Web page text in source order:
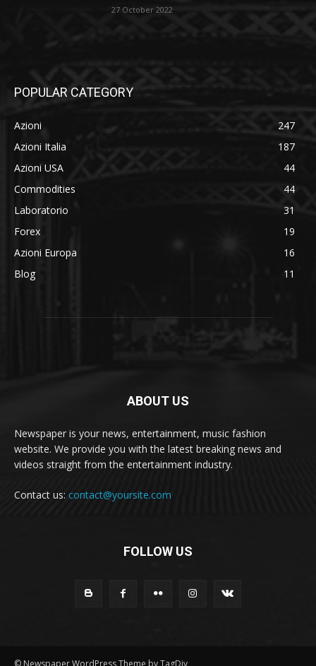
27 October 2022
POPULAR CATEGORY
Azioni
247
Azioni Italia
187
Azioni USA
44
Commodities
44
Laboratorio
31
Forex
19
Azioni Europa
16
Blog
11
ABOUT US
Newspaper is your news, entertainment, music fashion
website. We provide you with the latest breaking news and
videos straight from the entertainment industry.
Contact us: contact@yoursite.com
FOLLOW US